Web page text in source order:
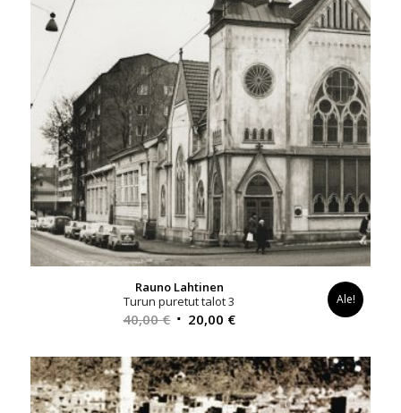
Rauno Lahtinen
Turun puretut talot 3
40,00€ Alkuperäinen
oli:
40,00 €.
20,00 €Nykyinen
on:
20,00 €.
Ale!